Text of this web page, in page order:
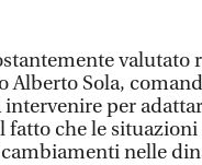
valutato
Sola,
per
fatto che le
nelle